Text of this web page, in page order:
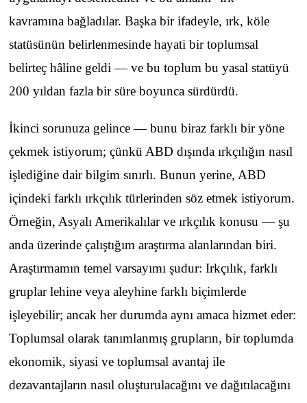
kavramına bağladılar. Başka bir ifadeyle, ırk, köle
statüsünün belirlenmesinde hayati bir toplumsal
belirteç hâline geldi — ve bu toplum bu yasal statüyü
200 yıldan fazla bir süre boyunca sürdürdü.
İkinci sorunuza gelince — bunu biraz farklı bir yöne
çekmek istiyorum; çünkü ABD dışında ırkçılığın nasıl
işlediğine dair bilgim sınırlı. Bunun yerine, ABD
içindeki farklı ırkçılık türlerinden söz etmek istiyorum.
Örneğin, Asyalı Amerikalılar ve ırkçılık konusu — şu
anda üzerinde çalıştığım araştırma alanlarından biri.
Araştırmamın temel varsayımı şudur: Irkçılık, farklı
gruplar lehine veya aleyhine farklı biçimlerde
işleyebilir; ancak her durumda aynı amaca hizmet eder:
Toplumsal olarak tanımlanmış grupların, bir toplumda
ekonomik, siyasi ve toplumsal avantaj ile
dezavantajların nasıl oluşturulacağını ve dağıtılacağını